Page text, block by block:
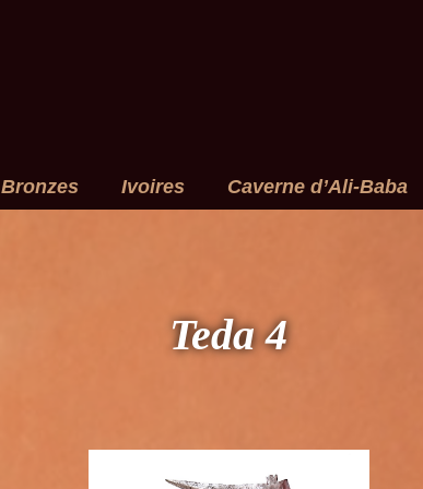
Bronzes Ivoires Caverne d’Ali-Baba
Teda 4